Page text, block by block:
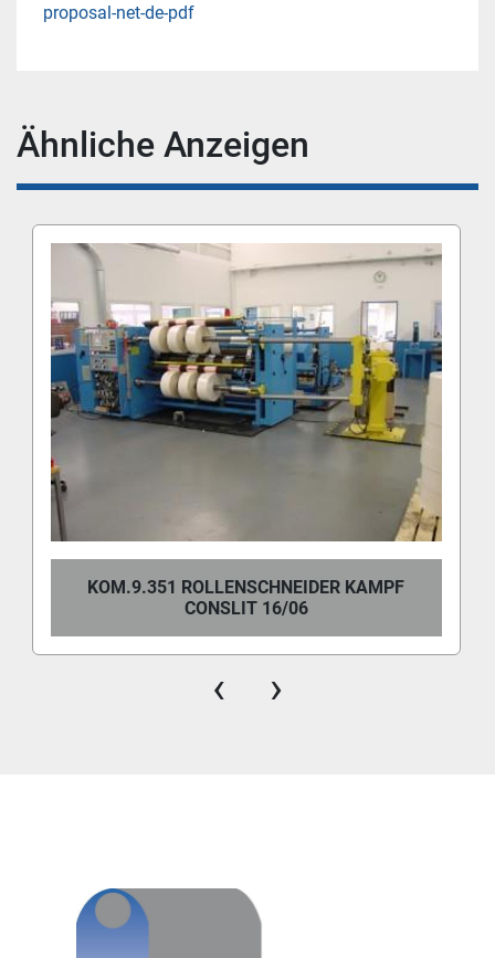
proposal-net-de-pdf
Ähnliche Anzeigen
KOM.9.351 ROLLENSCHNEIDER KAMPF
CONSLIT 16/06
‹ ›